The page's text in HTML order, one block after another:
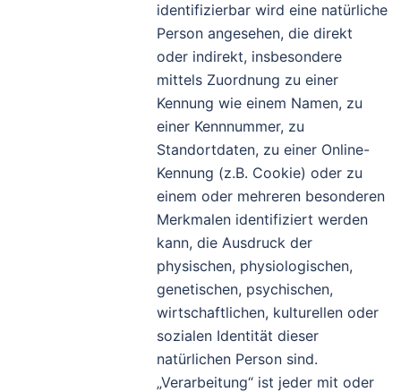
identifizierbar wird eine natürliche
Person angesehen, die direkt
oder indirekt, insbesondere
mittels Zuordnung zu einer
Kennung wie einem Namen, zu
einer Kennnummer, zu
Standortdaten, zu einer Online-
Kennung (z.B. Cookie) oder zu
einem oder mehreren besonderen
Merkmalen identifiziert werden
kann, die Ausdruck der
physischen, physiologischen,
genetischen, psychischen,
wirtschaftlichen, kulturellen oder
sozialen Identität dieser
natürlichen Person sind.
„Verarbeitung“ ist jeder mit oder